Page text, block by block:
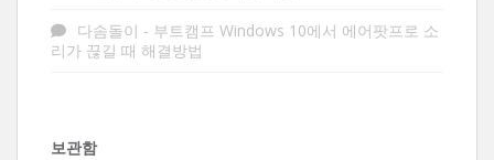
다솜돌이 - 부트캠프 Windows 10에서 에어팟프로 소
리가 끊길 때 해결방법
보관함